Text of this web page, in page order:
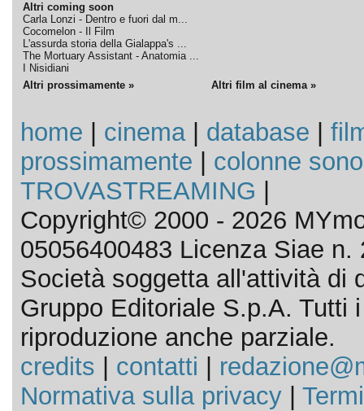
Altri coming soon
Carla Lonzi - Dentro e fuori dal m...
Cocomelon - Il Film
L'assurda storia della Gialappa's ...
The Mortuary Assistant - Anatomia ...
I Nisidiani
Altri prossimamente » Altri film al cinema »
home cinema| database
prossimamente
colonne
TROVASTREAMING
Copyright© 2000 - 2026
05056400483 Licenza Siae n.
Società soggetta all'attività di
Gruppo Editoriale S.p.A. Tutti
riproduzione anche parziale.
credits
contatti
Normativa sulla privacy|